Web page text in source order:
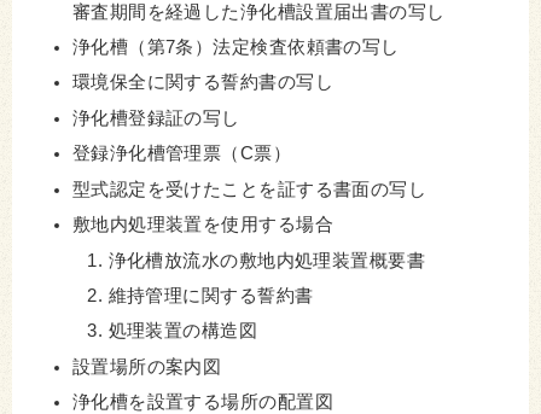
審査期間を経過した浄化槽設置届出書の写し
浄化槽（第7条）法定検査依頼書の写し
環境保全に関する誓約書の写し
浄化槽登録証の写し
登録浄化槽管理票（C票）
型式認定を受けたことを証する書面の写し
敷地内処理装置を使用する場合
浄化槽放流水の敷地内処理装置概要書
維持管理に関する誓約書
処理装置の構造図
設置場所の案内図
浄化槽を設置する場所の配置図